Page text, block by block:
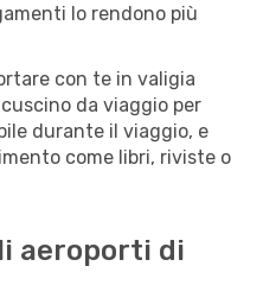
lo rendono più
con te in valigia
da viaggio per
durante il viaggio, e
come libri, riviste o
aeroporti di